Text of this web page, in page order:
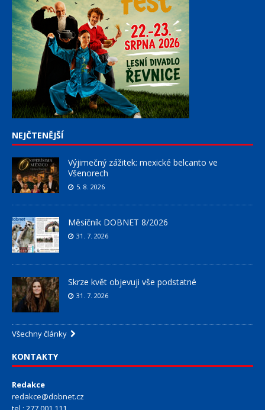
NEJČTENĚJŠÍ
Výjimečný zážitek: mexické belcanto ve
Všenorech
5. 8. 2026
Měsíčník DOBNET 8/2026
31. 7. 2026
Skrze květ objevuji vše podstatné
31. 7. 2026
Všechny články
KONTAKTY
Redakce
redakce@dobnet.cz